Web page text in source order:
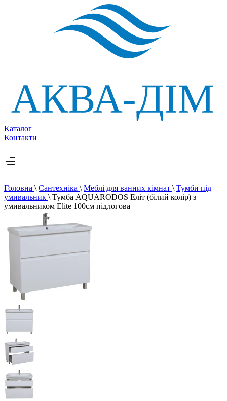
Каталог
Контакти
Головна \ Сантехніка \ Меблі для ванних кімнат \ Тумби під
умивальник \ Тумба AQUARODOS Еліт (білий колір) з
умивальником Elite 100см підлогова